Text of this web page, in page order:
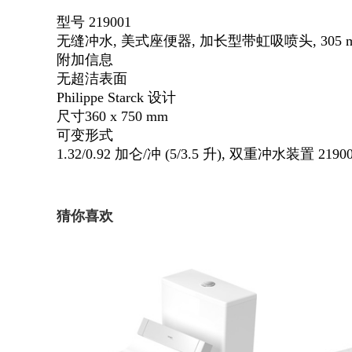
型号 219001
无缝冲水, 美式座便器, 加长型带虹吸喷头, 305
附加信息
无超洁表面
Philippe Starck 设计
尺寸360 x 750 mm
可变形式
1.32/0.92 加仑/冲 (5/3.5 升), 双重冲水装置
猜你喜欢